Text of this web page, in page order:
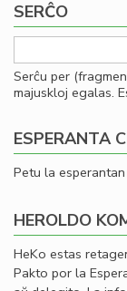
SERĈO
Serĉu per
majuskloj egalas.
ESPERANTA
Petu la
HEROLDO
HeKo estas
Pakto por la